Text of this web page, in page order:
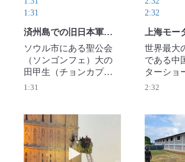
の思いを聞こうと、11
月下旬に上海市で開催
されたあるアイドルの
影・松倉佑輔】2025年
11月30日公開
朝鮮半島
ることも
本軍は半
移す計画
めた。移
部・大田
だった。
公開
1:31
済州島での旧日本軍武装解除の映像 米国立公文書館で発見
ソウル市にある聖公会
（ソンゴンフェ）大の
田甲生（チョンカプセ
ン）教授が、米国立公
除する映像を発見し
た。1945年10月に撮影
されたもので、写真は
複数残されているが、
1:31
2:32
世界最大
である中
ターショ
日、開幕
（EV）
国勢の勢
い。むし
の米国メ
2:32
動画を再生 英ロンドンのビ